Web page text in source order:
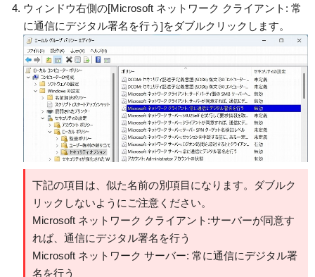
ウィンドウ右側の[Microsoft ネットワーク クライアント: 常
に通信にデジタル署名を行う]をダブルクリックします。
下記の項目は、似た名前の別項目になります。ダブルク
リックしないようにご注意ください。
Microsoft ネットワーク クライアント:サーバーが同意す
れば、通信にデジタル署名を行う
Microsoft ネットワーク サーバー: 常に通信にデジタル署
名を行う